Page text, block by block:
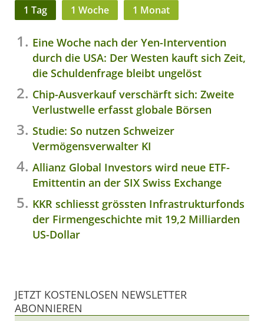
1 Tag 1 Woche 1 Monat
Eine Woche nach der Yen-Intervention
durch die USA: Der Westen kauft sich Zeit,
die Schuldenfrage bleibt ungelöst
Chip-Ausverkauf verschärft sich: Zweite
Verlustwelle erfasst globale Börsen
Studie: So nutzen Schweizer
Vermögensverwalter KI
Allianz Global Investors wird neue ETF-
Emittentin an der SIX Swiss Exchange
KKR schliesst grössten Infrastrukturfonds
der Firmengeschichte mit 19,2 Milliarden
US-Dollar
JETZT KOSTENLOSEN NEWSLETTER
ABONNIEREN